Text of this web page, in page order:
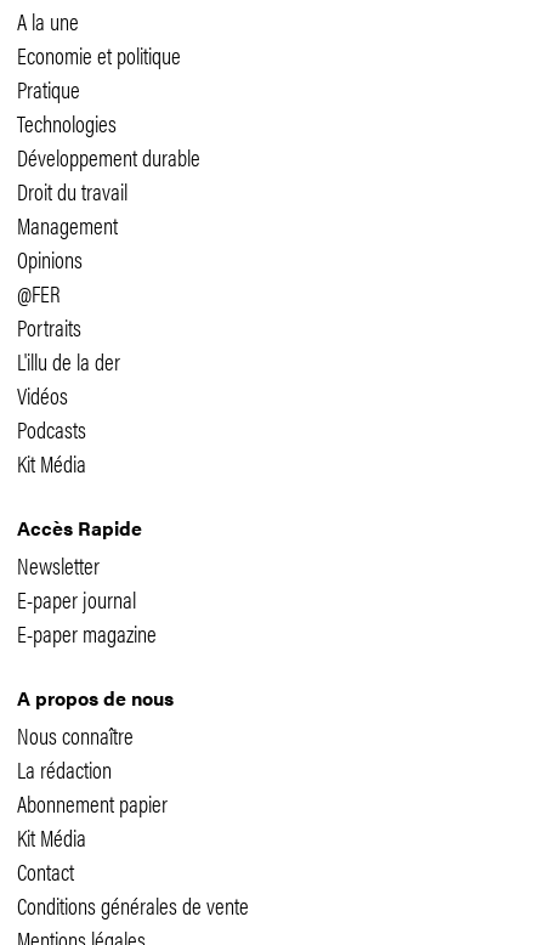
A la une
Economie et politique
Pratique
Technologies
Développement durable
Droit du travail
Management
Opinions
@FER
Portraits
L'illu de la der
Vidéos
Podcasts
Kit Média
Accès Rapide
Newsletter
E-paper journal
E-paper magazine
A propos de nous
Nous connaître
La rédaction
Abonnement papier
Kit Média
Contact
Conditions générales de vente